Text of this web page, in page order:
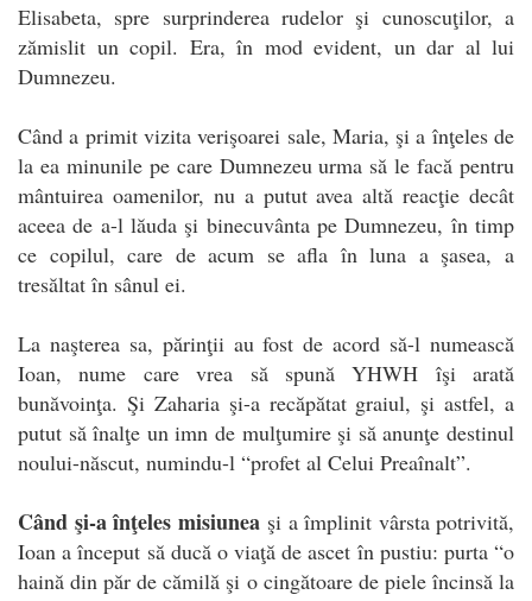
Elisabeta, spre surprinderea rudelor şi cunoscuţilor, a
zămislit un copil. Era, în mod evident, un dar al lui
Dumnezeu.
Când a primit vizita verişoarei sale, Maria, şi a înţeles de
la ea minunile pe care Dumnezeu urma să le facă pentru
mântuirea oamenilor, nu a putut avea altă reacţie decât
aceea de a-l lăuda şi binecuvânta pe Dumnezeu, în timp
ce copilul, care de acum se afla în luna a şasea, a
tresăltat în sânul ei.
La naşterea sa, părinţii au fost de acord să-l numească
Ioan, nume care vrea să spună YHWH îşi arată
bunăvoinţa. Şi Zaharia şi-a recăpătat graiul, şi astfel, a
putut să înalţe un imn de mulţumire şi să anunţe destinul
noului-născut, numindu-l “profet al Celui Preaînalt”.
Când şi-a înţeles misiuneaşi a împlinit vârsta potrivită,
Ioan a început să ducă o viaţă de ascet în pustiu: purta “o
haină din păr de cămilă şi o cingătoare de piele încinsă la